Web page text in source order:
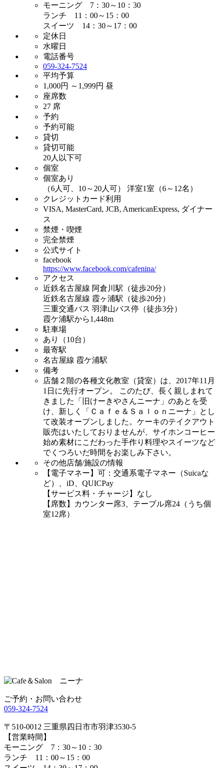
モーニング 7：30～10：30
ランチ 11：00～15：00
スイーツ 14：30～17：00
定休日
水曜日
電話番号
059-324-7524
平均予算
1,000円 ～1,999円 昼
座席数
27 席
予約
予約可能
貸切
貸切可能
20人以下可
個室
個室あり
（6人可、10～20人可） 洋室1室（6～12名）
クレジットカード利用
VISA, MasterCard, JCB, AmericanExpress, ダイナー
ス
禁煙・喫煙
完全禁煙
公式サイト
facebook
https://www.facebook.com/cafenina/
アクセス
近鉄名古屋線 阿倉川駅（徒歩20分）
近鉄名古屋線 霞ヶ浦駅（徒歩20分）
三重交通バス 羽津山バス停（徒歩3分）
霞ケ浦駅から1,448m
駐車場
あり（10台）
最寄駅
名古屋線 霞ケ浦駅
備考
店舗２階の各種文化教室（貸室）は、2017年11月
1日に先行オープン。 このたび、長く親しまれて
きました「旧けーきやさんニーナ」のあとを受
け、新しく「Ｃａｆｅ＆Ｓａｌｏｎニーナ」とし
て改装オープンしました。ケーキのテイクアウト
販売はいたしておりませんが、サイホンコーヒー
始め素材にこだわった手作り料理やスイーツなど
でくつろいだ時間をお楽しみ下さい。
その他店舗/施設の情報
【電子マネー】可：交通系電子マネー（Suicaな
ど）、iD、QUICPay
【サービス料・チャージ】なし
【席数】カウンター席3、テーブル席24（うち個
室12席）
ご予約・お問い合わせ
059-324-7524
〒510-0012 三重県四日市市羽津3530-5
【営業時間】
モーニング 7：30～10：30
ランチ 11：00～15：00